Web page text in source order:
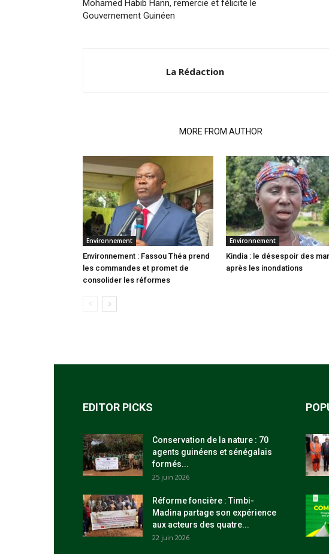
Mohamed Habib Hann, remercie et félicite le
Gouvernement Guinéen
La Rédaction
MORE FROM AUTHOR
Environnement
Environnement : Fassou Théa prend
les commandes et promet de
consolider les réformes
Environnement
Kindia : le désespoir des
après les inondations
EDITOR PICKS
Conservation de la nature : 70
agents guinéens et sénégalais
formés...
25 juin 2026
Réforme foncière : Timbi-
Madina partage son expérience
aux acteurs des quatre...
22 juin 2026